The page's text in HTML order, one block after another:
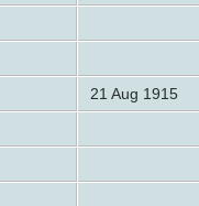
21 Aug 1915